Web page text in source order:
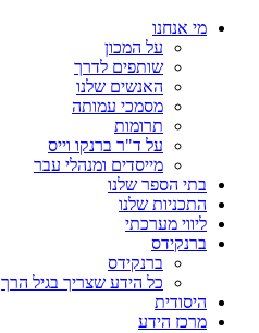
מי אנחנו
על המכון
שותפים לדרך
האנשים שלנו
מסמכי עמותה
תרומות
על ד"ר ברנקו וייס
מייסדים ומנהלי עבר
בתי הספר שלנו
התכניות שלנו
ליווי מערכתי
ברנקידס
ברנקידס
כל הידע שצריך בגיל הרך
היסודית
מרכז הידע